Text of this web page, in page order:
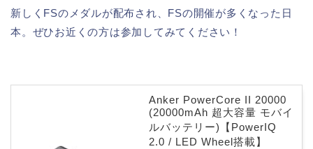
新しくFSのメダルが配布され、FSの開催が多くなった日
本。ぜひお近くの方は参加してみてください！
Anker PowerCore II 20000
(20000mAh 超大容量 モバイ
ルバッテリー)【PowerIQ
2.0 / LED Wheel搭載】